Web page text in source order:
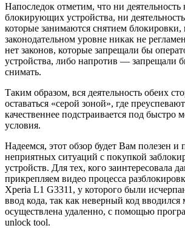
Напоследок отметим, что ни
блокирующих устройства, ни
которые занимаются снятием
законодательном уровне никак не
нет законов, которые запрещали бы
устройства, либо напротив — запрещали
снимать.
Таким образом, вся деятельность обеих
оставаться «серой зоной», где
качественнее подстраивается под быстро
условия.
Надеемся, этот обзор будет Вам полезен и
неприятных ситуаций с покупкой
устройств. Для тех, кого заинтересовала
прикрепляем видео процесса
Xperia L1 G3311, у которого были
ввод кода, так как неверный код вводился
осуществлена удаленно, с помощью
unlock tool.